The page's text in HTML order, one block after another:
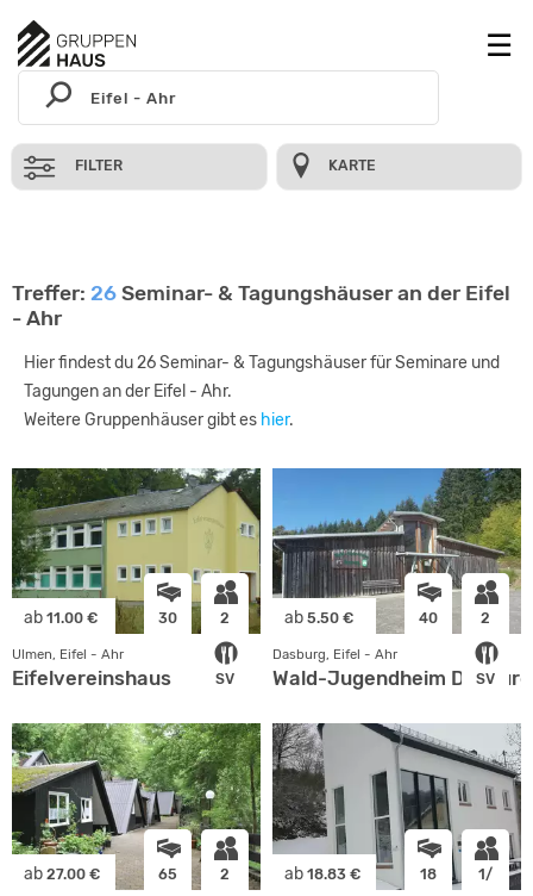
FILTER KARTE
Treffer: 26 Seminar- & Tagungshäuser an der Eifel
- Ahr
Hier findest du 26 Seminar- & Tagungshäuser für Seminare und
Tagungen an der Eifel - Ahr.
Weitere Gruppenhäuser gibt es hier.
ab 11.00 € 30 2
SV
Ulmen, Eifel - Ahr
Eifelvereinshaus
ab 5.50 € 40 2
SV
Dasburg, Eifel - Ahr
Wald-Jugendheim Dasburg
ab 27.00 € 65 2 ab 18.83 € 18 1/